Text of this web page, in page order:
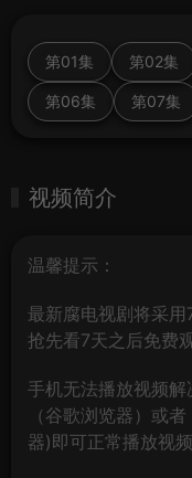
第01集 第02集
第06集 第07集
视频简介
温馨提示：
最新腐电视剧将采
抢先看7天之后免费观
手机无法播放视频
（谷歌浏览器）或
器)即可正常播放视